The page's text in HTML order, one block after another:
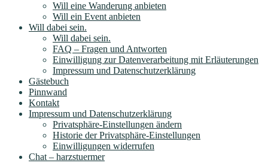
Will eine Wanderung anbieten
Will ein Event anbieten
Will dabei sein.
Will dabei sein.
FAQ – Fragen und Antworten
Einwilligung zur Datenverarbeitung mit Erläuterungen
Impressum und Datenschutzerklärung
Gästebuch
Pinnwand
Kontakt
Impressum und Datenschutzerklärung
Privatsphäre-Einstellungen ändern
Historie der Privatsphäre-Einstellungen
Einwilligungen widerrufen
Chat – harzstuermer